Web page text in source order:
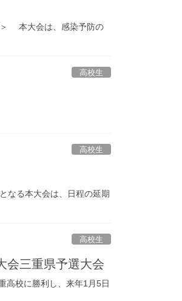
＞ 本大会は、感染予防の
高校生
高校生
なる本大会は、日程の延期
高校生
三重県予選大会
高校に勝利し、来年1月5日